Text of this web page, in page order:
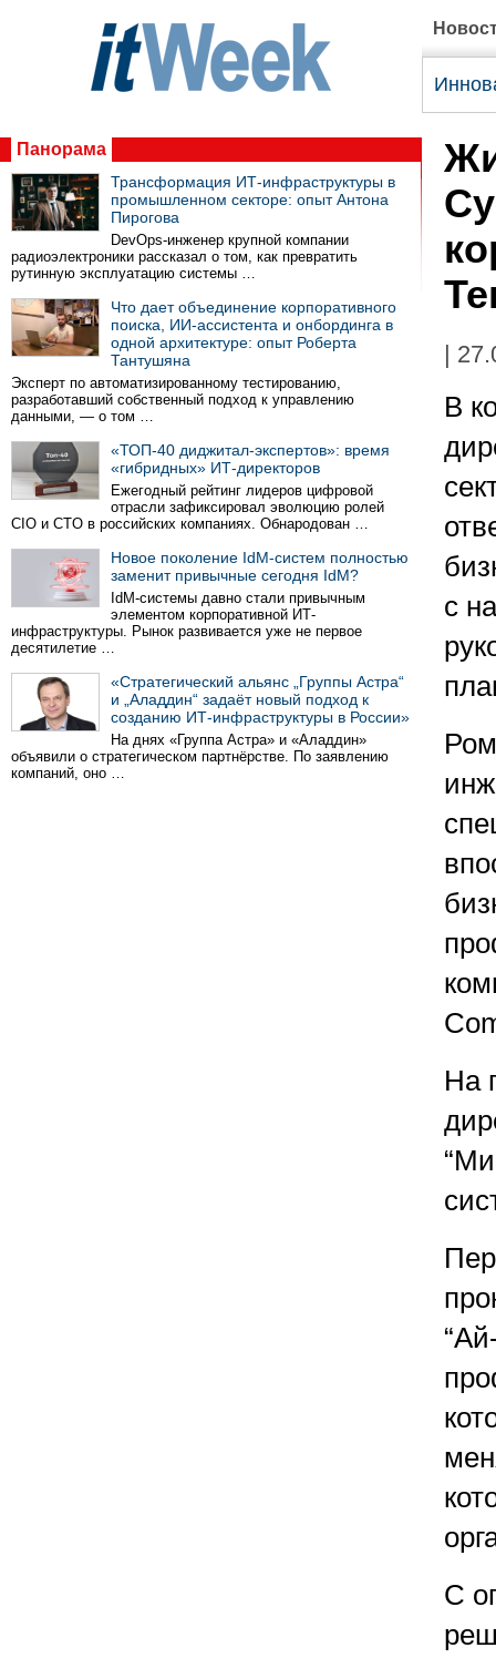
Панорама
Трансформация ИТ-инфраструктуры в
промышленном секторе: опыт Антона
Пирогова
DevOps-инженер крупной компании
радиоэлектроники рассказал о том, как превратить
рутинную эксплуатацию системы …
Что дает объединение корпоративного
поиска, ИИ-ассистента и онбординга в
одной архитектуре: опыт Роберта
Тантушяна
Эксперт по автоматизированному тестированию,
разработавший собственный подход к управлению
данными, — о том …
«ТОП-40 диджитал-экспертов»: время
«гибридных» ИТ-директоров
Ежегодный рейтинг лидеров цифровой
отрасли зафиксировал эволюцию ролей
CIO и CTO в российских компаниях. Обнародован …
Новое поколение IdM-систем полностью
заменит привычные сегодня IdM?
IdM-системы давно стали привычным
элементом корпоративной ИТ-
инфраструктуры. Рынок развивается уже не первое
десятилетие …
«Стратегический альянс „Группы Астра“
и „Аладдин“ задаёт новый подход к
созданию ИТ-инфраструктуры в России»
На днях «Группа Астра» и «Аладдин»
объявили о стратегическом партнёрстве. По заявлению
компаний, оно …
|
В
с
На
С